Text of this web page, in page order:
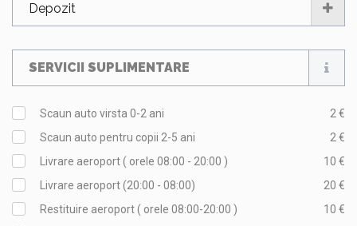
Depozit
SERVICII SUPLIMENTARE
Scaun auto virsta 0-2 ani
2 €
Scaun auto pentru copii 2-5 ani
2 €
Livrare aeroport ( orele 08:00 - 20:00 )
10 €
Livrare aeroport (20:00 - 08:00)
20 €
Restituire aeroport ( orele 08:00-20:00 )
10 €